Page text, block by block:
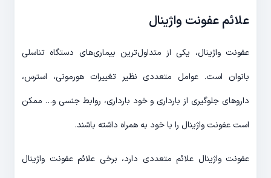
علائم عفونت واژینال
عفونت واژینال، یکی از متداول‌ترین بیماری‌های دستگاه تناسلی
بانوان است. عوامل متعددی نظیر تغییرات هورمونی، استرس،
داروهای جلوگیری از بارداری و خود بارداری، روابط جنسی و… ممکن
است عفونت واژینال را با خود به همراه داشته باشند.
عفونت واژینال علائم متعددی دارد، برخی علائم عفونت واژینال